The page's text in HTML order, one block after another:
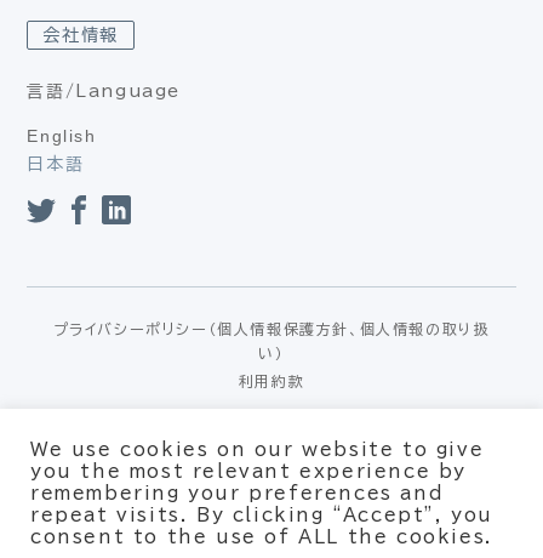
会社情報
言語/Language
English
日本語
プライバシーポリシー（個人情報保護方針、個人情報の取り扱
い）
利用約款
We use cookies on our website to give
you the most relevant experience by
remembering your preferences and
repeat visits. By clicking “Accept”, you
consent to the use of ALL the cookies.